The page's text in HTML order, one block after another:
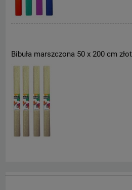
Bibuła marszczona 50 x 200 cm